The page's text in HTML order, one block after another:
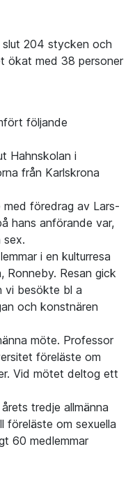
slut 204 stycken och
ökat med 38 personer
följande
Hahnskolan i
från Karlskrona
föredrag av Lars-
hans anförande var,
sex.
i en kulturresa
Ronneby. Resan gick
vi besökte bl a
och konstnären
möte. Professor
föreläste om
Vid mötet deltog ett
tredje allmänna
föreläste om sexuella
60 medlemmar